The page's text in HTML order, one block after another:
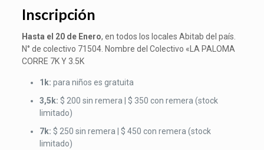
Inscripción
Hasta el 20 de Enero, en todos los locales Abitab del país.
N° de colectivo 71504. Nombre del Colectivo «LA PALOMA
CORRE 7K Y 3.5K
1k: para niños es gratuita
3,5k: $ 200 sin remera | $ 350 con remera (stock
limitado)
7k: $ 250 sin remera | $ 450 con remera (stock
limitado)